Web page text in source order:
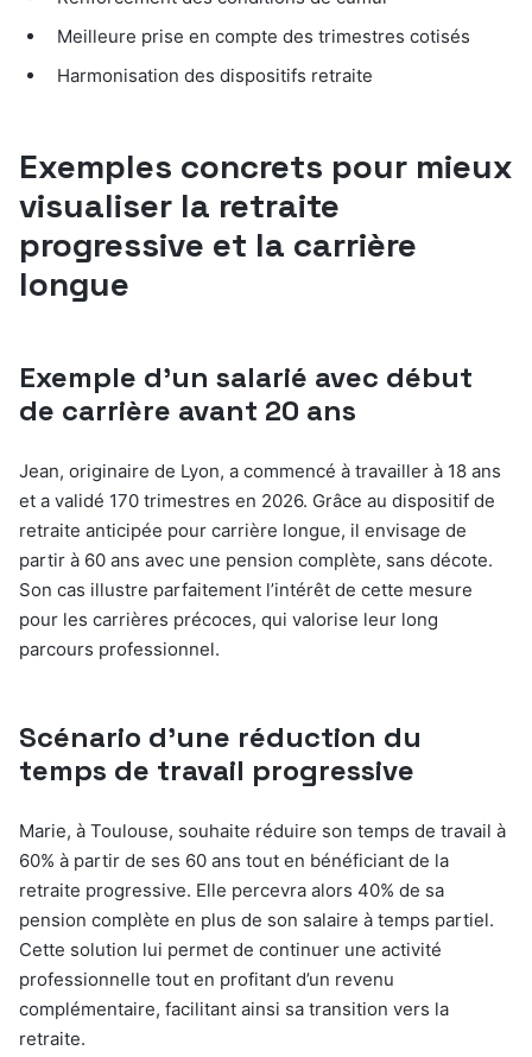
Meilleure prise en compte des trimestres cotisés
Harmonisation des dispositifs retraite
Exemples concrets pour mieux
visualiser la retraite
progressive et la carrière
longue
Exemple d’un salarié avec début
de carrière avant 20 ans
Jean, originaire de Lyon, a commencé à travailler à 18 ans
et a validé 170 trimestres en 2026. Grâce au dispositif de
retraite anticipée pour carrière longue, il envisage de
partir à 60 ans avec une pension complète, sans décote.
Son cas illustre parfaitement l’intérêt de cette mesure
pour les carrières précoces, qui valorise leur long
parcours professionnel.
Scénario d’une réduction du
temps de travail progressive
Marie, à Toulouse, souhaite réduire son temps de travail à
60% à partir de ses 60 ans tout en bénéficiant de la
retraite progressive. Elle percevra alors 40% de sa
pension complète en plus de son salaire à temps partiel.
Cette solution lui permet de continuer une activité
professionnelle tout en profitant d’un revenu
complémentaire, facilitant ainsi sa transition vers la
retraite.